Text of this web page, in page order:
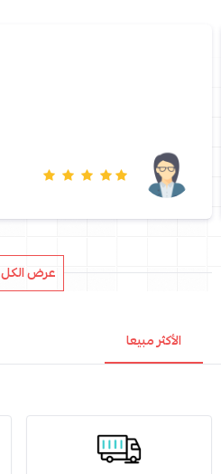
عرض الكل
الأكثر مبيعا